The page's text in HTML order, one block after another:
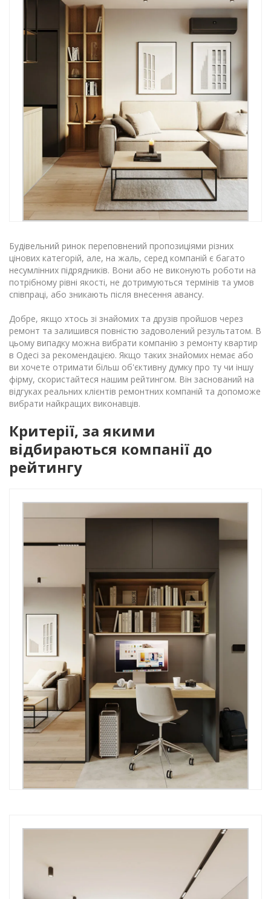
Будівельний ринок переповнений пропозиціями різних
цінових категорій, але, на жаль, серед компаній є багато
несумлінних підрядників. Вони або не виконують роботи на
потрібному рівні якості, не дотримуються термінів та умов
співпраці, або зникають після внесення авансу.
Добре, якщо хтось зі знайомих та друзів пройшов через
ремонт та залишився повністю задоволений результатом. В
цьому випадку можна вибрати компанію з ремонту квартир
в Одесі за рекомендацією. Якщо таких знайомих немає або
ви хочете отримати більш об'єктивну думку про ту чи іншу
фірму, скористайтеся нашим рейтингом. Він заснований на
відгуках реальних клієнтів ремонтних компаній та допоможе
вибрати найкращих виконавців.
Критерії, за якими
відбираються компанії до
рейтингу